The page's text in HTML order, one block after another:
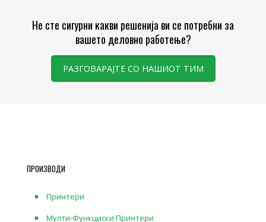
Не сте сигурни какви решенија ви се потребни за
вашето деловно работење?
РАЗГОВАРАЈТЕ СО НАШИОТ ТИМ
ПРОИЗВОДИ
Принтери
Мулти-Функциски Принтери